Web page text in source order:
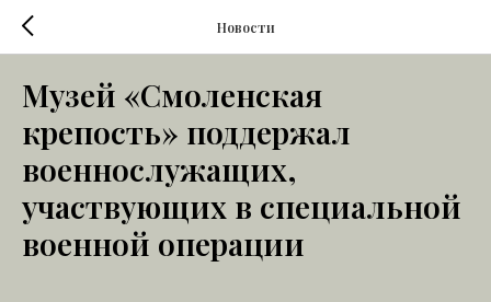
Новости
Музей «Смоленская
крепость» поддержал
военнослужащих,
участвующих в специальной
военной операции